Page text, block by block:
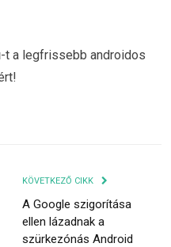
-t a legfrissebb androidos
KÖVETKEZŐ CIKK
A Google szigorítása
ellen lázadnak a
szürkezónás Android